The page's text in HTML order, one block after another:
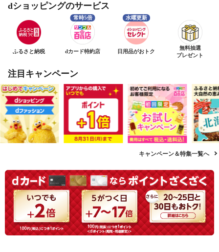
dショッピングのサービス
ふるさと納税 dカード特約店 日用品がおトク
無料抽選
プレゼント
注目キャンペーン
キャンペーン＆特集一覧へ